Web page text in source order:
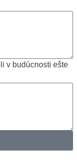
v budúcnosti ešte